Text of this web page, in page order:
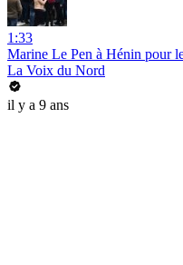
1:33
Marine Le Pen à Hénin pour
La Voix du Nord
il y a 9 ans